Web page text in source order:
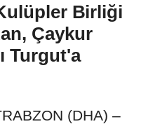
Birliği
Çaykur
Turgut'a
(DHA) –